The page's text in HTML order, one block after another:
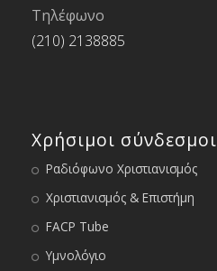
Τηλέφωνο
(210) 2138885
Χρήσιμοι σύνδεσμοι
Ραδιόφωνο Χριστιανισμός
Χριστιανισμός & Επιστήμη
FACP Tube
Υμνολόγιο